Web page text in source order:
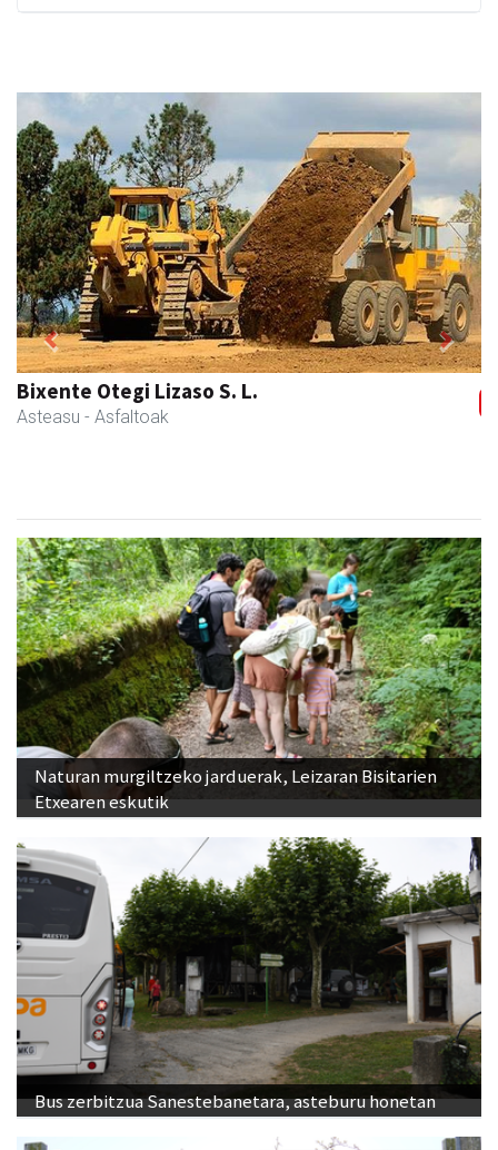
Txindoki taberna
Andoain -
Previous Next
Naturan murgiltzeko jarduerak, Leizaran Bisitarien
Etxearen eskutik
Bus zerbitzua Sanestebanetara, asteburu honetan